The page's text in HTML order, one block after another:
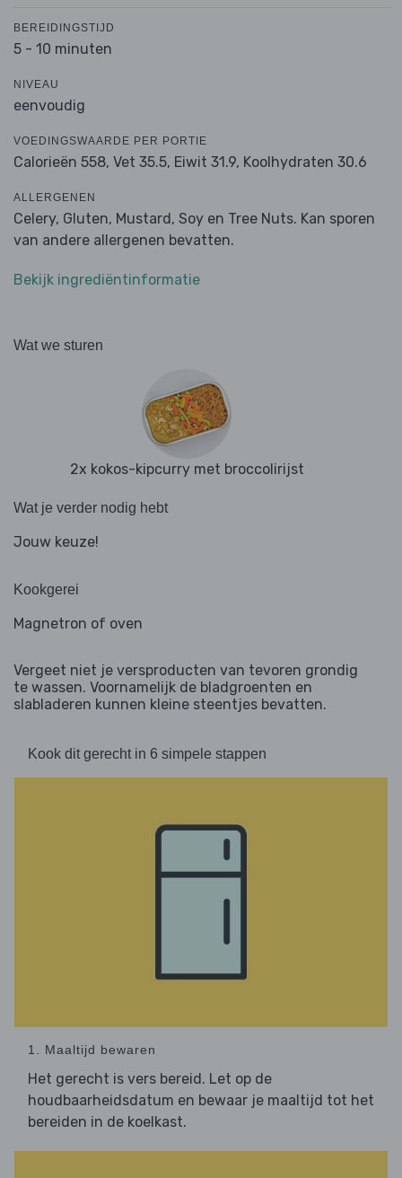
BEREIDINGSTIJD
5 - 10 minuten
NIVEAU
eenvoudig
VOEDINGSWAARDE PER PORTIE
Calorieën 558, Vet 35.5, Eiwit 31.9, Koolhydraten 30.6
ALLERGENEN
Celery, Gluten, Mustard, Soy en Tree Nuts. Kan sporen
van andere allergenen bevatten.
Bekijk ingrediëntinformatie
Wat we sturen
2x kokos-kipcurry met broccolirijst
Wat je verder nodig hebt
Jouw keuze!
Kookgerei
Magnetron of oven
Vergeet niet je versproducten van tevoren grondig
te wassen. Voornamelijk de bladgroenten en
slabladeren kunnen kleine steentjes bevatten.
Kook dit gerecht in 6 simpele stappen
1. Maaltijd bewaren
Het gerecht is vers bereid. Let op de
houdbaarheidsdatum en bewaar je maaltijd tot het
bereiden in de koelkast.